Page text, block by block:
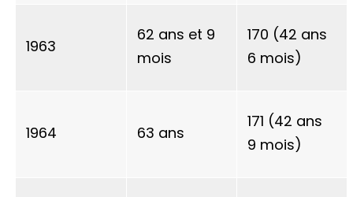
1963
62 ans et 9
mois
170 (42 ans
6 mois)
1964 63 ans
171 (42 ans
9 mois)